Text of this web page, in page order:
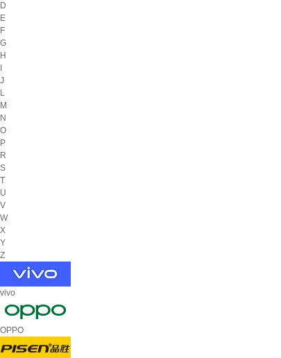
D
E
F
G
H
J
L
M
N
O
P
R
S
T
U
V
W
X
Y
Z
vivo
OPPO